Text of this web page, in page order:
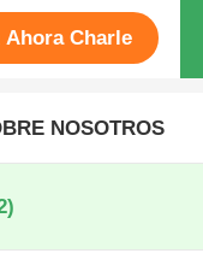
Ahora Charle
NOSOTROS